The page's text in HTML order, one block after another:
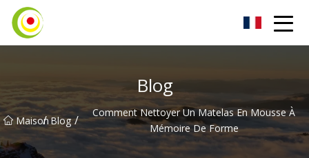
Blog
Maison
/ Blog /
Comment Nettoyer Un Matelas En Mousse À
Mémoire De Forme